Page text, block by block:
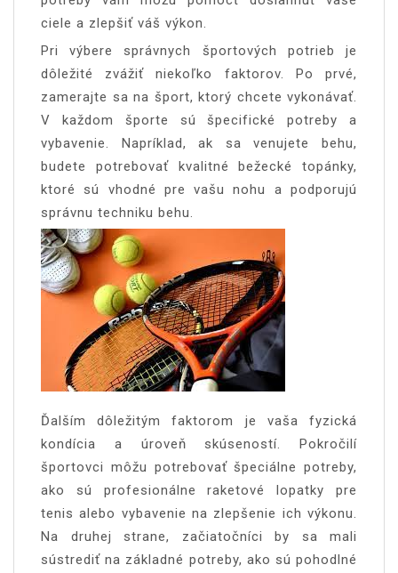
ciele a zlepšiť váš výkon.
Pri výbere správnych športových potrieb je
dôležité zvážiť niekoľko faktorov. Po prvé,
zamerajte sa na šport, ktorý chcete vykonávať.
V každom športe sú špecifické potreby a
vybavenie. Napríklad, ak sa venujete behu,
budete potrebovať kvalitné bežecké topánky,
ktoré sú vhodné pre vašu nohu a podporujú
správnu techniku behu.
Ďalším dôležitým faktorom je vaša fyzická
kondícia a úroveň skúseností. Pokročilí
športovci môžu potrebovať špeciálne potreby,
ako sú profesionálne raketové lopatky pre
tenis alebo vybavenie na zlepšenie ich výkonu.
Na druhej strane, začiatočníci by sa mali
sústrediť na základné potreby, ako sú pohodlné